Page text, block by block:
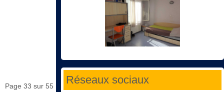
Page 33 sur 55 Réseaux sociaux